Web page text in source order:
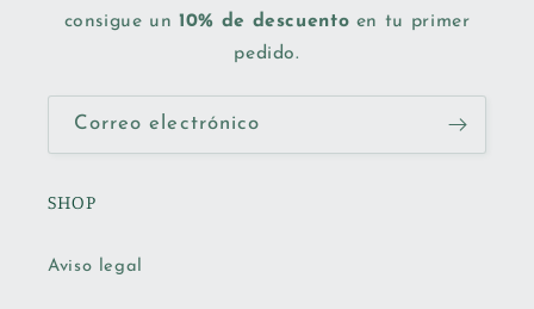
consigue un10% de descuento en tu primer
pedido.
Correo electrónico
SHOP
Aviso legal